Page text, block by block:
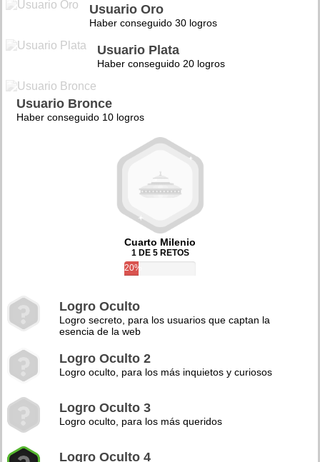
Usuario Oro
Haber conseguido 30 logros
Usuario Plata
Haber conseguido 20 logros
Usuario Bronce
Haber conseguido 10 logros
Cuarto Milenio
1 DE 5 RETOS
20%
Logro Oculto
Logro secreto, para los usuarios que captan la
esencia de la web
Logro Oculto 2
Logro oculto, para los más inquietos y curiosos
Logro Oculto 3
Logro oculto, para los más queridos
Logro Oculto 4